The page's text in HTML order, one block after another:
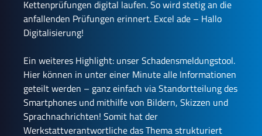
Kettenprüfungen digital laufen. So wird stetig an die
anfallenden Prüfungen erinnert. Excel ade – Hallo
Digitalisierung!
Ein weiteres Highlight: unser Schadensmeldungstool.
Hier können in unter einer Minute alle Informationen
geteilt werden – ganz einfach via Standortteilung des
Smartphones und mithilfe von Bildern, Skizzen und
Sprachnachrichten! Somit hat der
Werkstattverantwortliche das Thema strukturiert